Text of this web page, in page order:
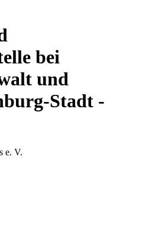
bei
und
Stadt -
e. V.